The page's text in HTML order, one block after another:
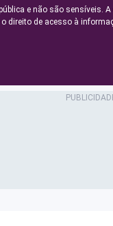
e não são sensíveis.
o direito de acesso à